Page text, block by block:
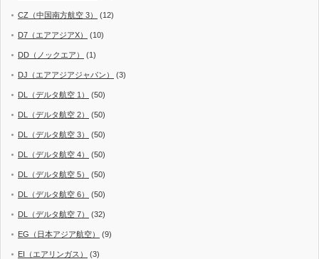
CZ（中国南方航空 3） (12)
D7（エアアジアX） (10)
DD（ノックエア） (1)
DJ（エアアジアジャパン） (3)
DL（デルタ航空 1） (50)
DL（デルタ航空 2） (50)
DL（デルタ航空 3） (50)
DL（デルタ航空 4） (50)
DL（デルタ航空 5） (50)
DL（デルタ航空 6） (50)
DL（デルタ航空 7） (32)
EG（日本アジア航空） (9)
EI（エアリンガス） (3)